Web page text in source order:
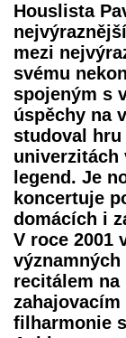
Houslista
mezi
svému
spojeným s
úspěchy na
studoval
univerzitách
legend. Je
koncertuje
domácích i
V roce 2001
recitálem na
zahajovacím
filharmonie